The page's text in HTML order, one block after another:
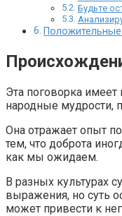
Будьте
Эта поговорка имеет
народные мудрости,
Она отражает опыт
тем, что доброта
как мы ожидаем.
В разных культурах
выражения, но суть
может привести к